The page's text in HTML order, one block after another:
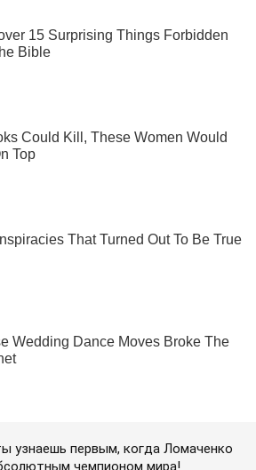
узнаешь первым, когда Ломаченко
чемпионом мира!